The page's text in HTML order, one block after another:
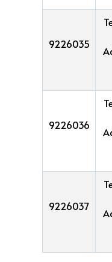
9226035
9226036
9226037